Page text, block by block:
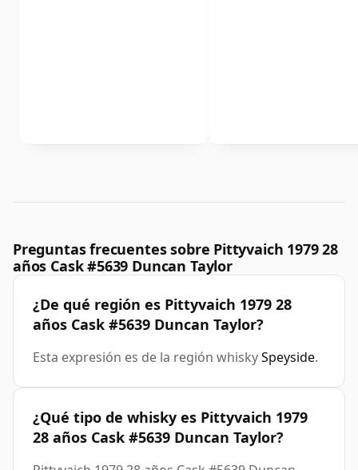
Preguntas frecuentes sobre Pittyvaich 1979 28
años Cask #5639 Duncan Taylor
¿De qué región es Pittyvaich 1979 28
años Cask #5639 Duncan Taylor?
Esta expresión es de la región whiskySpeyside.
¿Qué tipo de whisky es Pittyvaich 1979
28 años Cask #5639 Duncan Taylor?